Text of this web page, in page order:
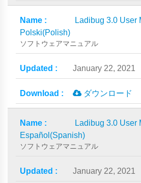
Ladibug 3.0 User
Polski(Polish)
ソフトウェアマニュアル
January 22, 2021
ダウンロード
Ladibug 3.0 User
Español(Spanish)
ソフトウェアマニュアル
January 22, 2021